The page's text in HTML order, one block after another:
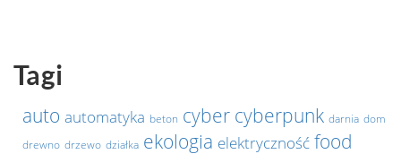
Tagi
auto automatyka beton cyber cyberpunk darnia dom
drewno drzewo działka ekologia elektryczność food